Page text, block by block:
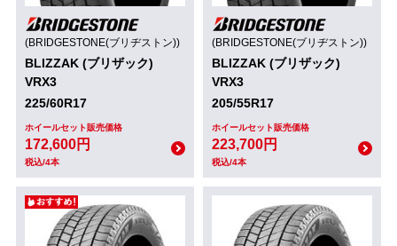
(BRIDGESTONE(ブリヂストン))
BLIZZAK (ブリザック)
VRX3
225/60R17
ホイールセット販売価格
172,600円
税込/4本
(BRIDGESTONE(ブリヂストン))
BLIZZAK (ブリザック)
VRX3
205/55R17
ホイールセット販売価格
223,700円
税込/4本